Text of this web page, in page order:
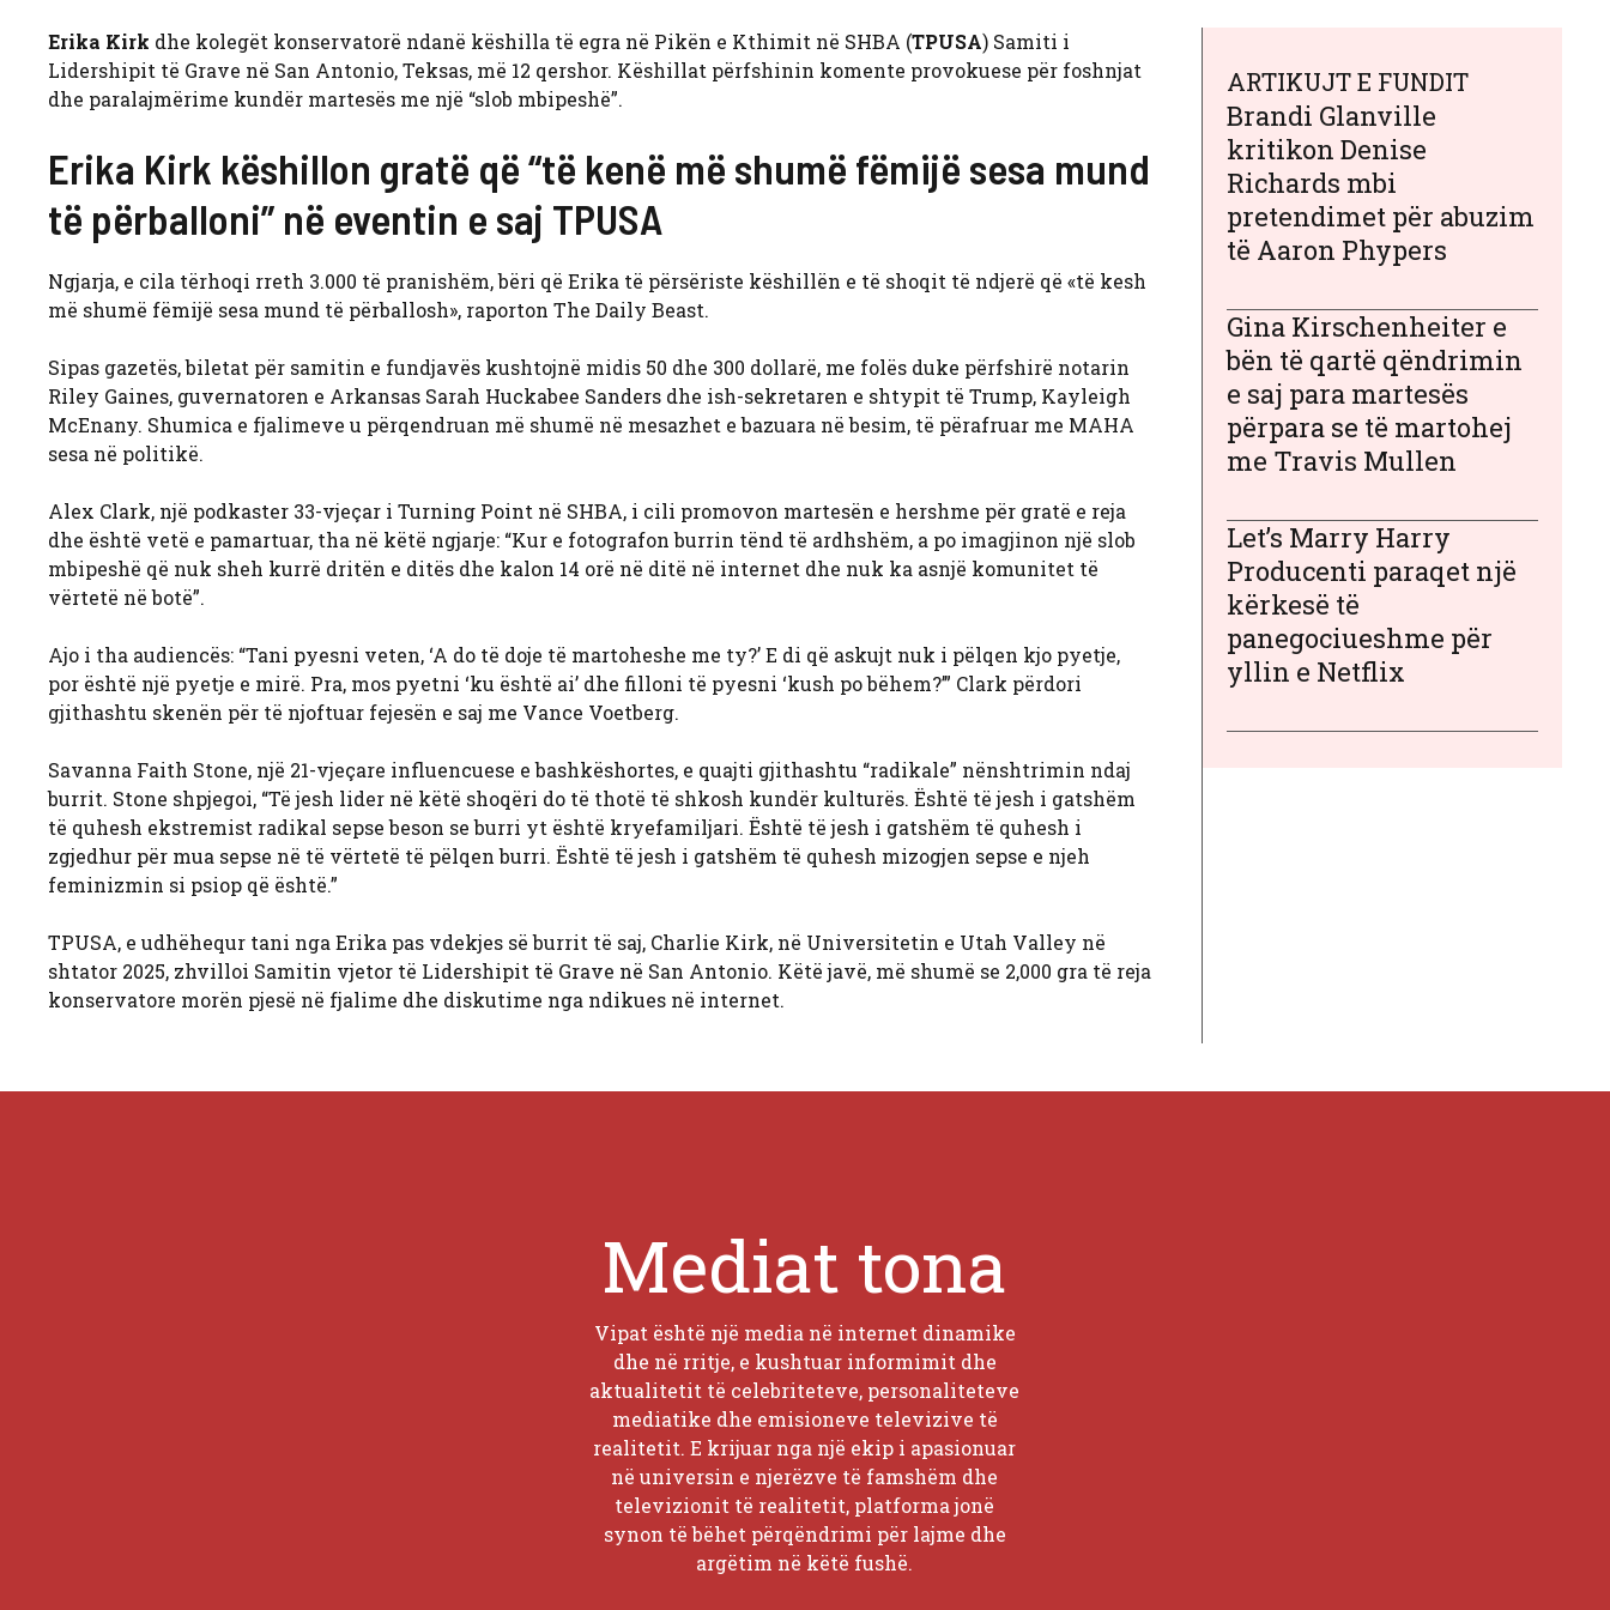
Erika Kirk dhe kolegët konservatorë ndanë këshilla të egra në Pikën e Kthimit në SHBA (TPUSA) Samiti i
Lidershipit të Grave në San Antonio, Teksas, më 12 qershor. Këshillat përfshinin komente provokuese për foshnjat
dhe paralajmërime kundër martesës me një “slob mbipeshë”.
Erika Kirk këshillon gratë që “të kenë më shumë fëmijë sesa mund
të përballoni” në eventin e saj TPUSA
Ngjarja, e cila tërhoqi rreth 3.000 të pranishëm, bëri që Erika të përsëriste këshillën e të shoqit të ndjerë që «të kesh
më shumë fëmijë sesa mund të përballosh», raporton The Daily Beast.
Sipas gazetës, biletat për samitin e fundjavës kushtojnë midis 50 dhe 300 dollarë, me folës duke përfshirë notarin
Riley Gaines, guvernatoren e Arkansas Sarah Huckabee Sanders dhe ish-sekretaren e shtypit të Trump, Kayleigh
McEnany. Shumica e fjalimeve u përqendruan më shumë në mesazhet e bazuara në besim, të përafruar me MAHA
sesa në politikë.
Alex Clark, një podkaster 33-vjeçar i Turning Point në SHBA, i cili promovon martesën e hershme për gratë e reja
dhe është vetë e pamartuar, tha në këtë ngjarje: “Kur e fotografon burrin tënd të ardhshëm, a po imagjinon një slob
mbipeshë që nuk sheh kurrë dritën e ditës dhe kalon 14 orë në ditë në internet dhe nuk ka asnjë komunitet të
vërtetë në botë”.
Ajo i tha audiencës: “Tani pyesni veten, ‘A do të doje të martoheshe me ty?’ E di që askujt nuk i pëlqen kjo pyetje,
por është një pyetje e mirë. Pra, mos pyetni ‘ku është ai’ dhe filloni të pyesni ‘kush po bëhem?’” Clark përdori
gjithashtu skenën për të njoftuar fejesën e saj me Vance Voetberg.
Savanna Faith Stone, një 21-vjeçare influencuese e bashkëshortes, e quajti gjithashtu “radikale” nënshtrimin ndaj
burrit. Stone shpjegoi, “Të jesh lider në këtë shoqëri do të thotë të shkosh kundër kulturës. Është të jesh i gatshëm
të quhesh ekstremist radikal sepse beson se burri yt është kryefamiljari. Është të jesh i gatshëm të quhesh i
zgjedhur për mua sepse në të vërtetë të pëlqen burri. Është të jesh i gatshëm të quhesh mizogjen sepse e njeh
feminizmin si psiop që është.”
TPUSA, e udhëhequr tani nga Erika pas vdekjes së burrit të saj, Charlie Kirk, në Universitetin e Utah Valley në
shtator 2025, zhvilloi Samitin vjetor të Lidershipit të Grave në San Antonio. Këtë javë, më shumë se 2,000 gra të reja
konservatore morën pjesë në fjalime dhe diskutime nga ndikues në internet.
ARTIKUJT E FUNDIT
Brandi Glanville
kritikon Denise
Richards mbi
pretendimet për abuzim
të Aaron Phypers
Gina Kirschenheiter e
bën të qartë qëndrimin
e saj para martesës
përpara se të martohej
me Travis Mullen
Let’s Marry Harry
Producenti paraqet një
kërkesë të
panegociueshme për
yllin e Netflix
Mediat tona
Vipat është një media në internet dinamike
dhe në rritje, e kushtuar informimit dhe
aktualitetit të celebriteteve, personaliteteve
mediatike dhe emisioneve televizive të
realitetit. E krijuar nga një ekip i apasionuar
në universin e njerëzve të famshëm dhe
televizionit të realitetit, platforma jonë
synon të bëhet përqëndrimi për lajme dhe
argëtim në këtë fushë.